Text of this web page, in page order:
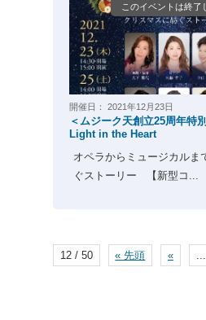
開催日： 2021年12月23日
＜ムジーク天創立25周年特
Light in the Heart
オペラからミュージカルま
ぐストーリー 【新型コ...
このイベントは終了
12 / 50 « 先頭 « ...